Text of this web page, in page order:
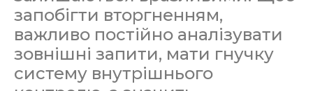
запобігти вторгненням,
важливо постійно аналізувати
зовнішні запити, мати гнучку
систему внутрішнього